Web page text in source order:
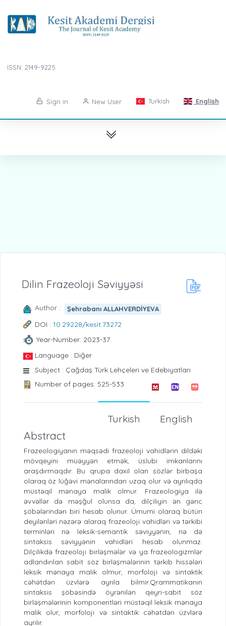
ISSN: 2149-9225
Sign in New User Turkish English
Dilin Frazeoloji Səviyyəsi
Author : Şehrabanı ALLAHVERDİYEVA
DOI : 10.29228/kesit.73272
Year-Number: 2023-37
Language : Diğer
Subject : Çağdaş Türk Lehçeleri ve Edebiyatları
Number of pages: 525-533
English
Turkish
Abstract
Frazeologiyanın məqsədi frazeoloji vahidlərin dildəki
mövqeyini müəyyən etmək, üslubi imkanlarını
araşdırmaqdır. Bu qrupa daxil olan sözlər birbaşa
olaraq öz lüğəvi mənalarından uzaq olur və ayrılıqda
müstəqil mənaya malik olmur. Frazeologiya ilə
əvvəllər də məşğul olunsa da, dilçiliyin ən gənc
şöbələrindən biri hesab olunur. Ümumi olaraq bütün
deyilənləri nəzərə alaraq frazeoloji vahidləri və tərkibi
terminləri nə leksik-semantik səviyyənin, nə də
sintaksis səviyyənin vahidləri hesab olunmaz.
Dilçilikdə frazeoloji birləşmələr və ya frazeologizmlər
adlandırılan sabit söz birləşmələrinin tərkib hissələri
leksik mənaya malik olmur, morfoloji və sintaktik
cəhətdən üzvlərə ayrıla bilmir.Qrammatikanın
sintaksis şöbəsində öyrənilən qeyri-sabit söz
birləşmələrinin komponentləri müstəqil leksik mənaya
malik olur, morfoloji və sintaktik cəhətdən üzvlərə
ayrılır.